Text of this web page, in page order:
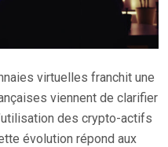
virtuelles franchit une
viennent de clarifier
des crypto-actifs
évolution répond aux